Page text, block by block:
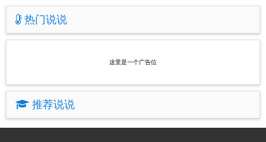
热门说说
这里是一个广告位
推荐说说